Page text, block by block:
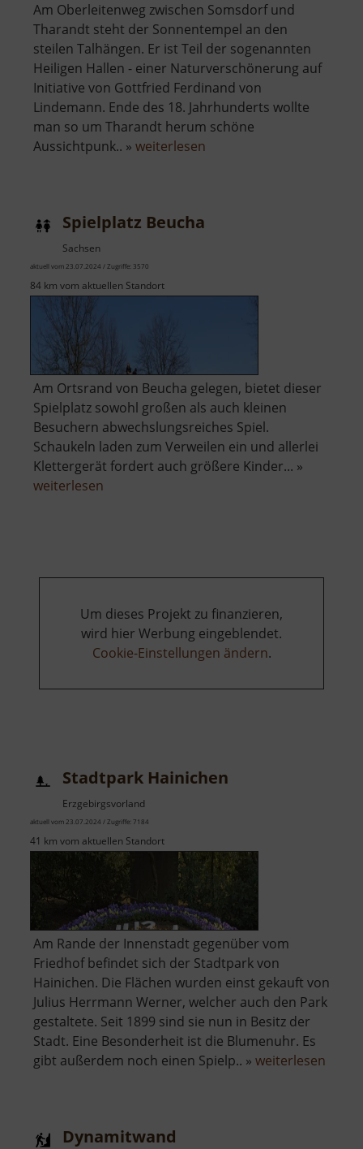
Am Oberleitenweg zwischen Somsdorf und
Tharandt steht der Sonnentempel an den
steilen Talhängen. Er ist Teil der sogenannten
Heiligen Hallen - einer Naturverschönerung auf
Initiative von Gottfried Ferdinand von
Lindemann. Ende des 18. Jahrhunderts wollte
man so um Tharandt herum schöne
Aussichtpunk.. » weiterlesen
Spielplatz Beucha
Sachsen
aktuell vom 23.07.2024 / Zugriffe: 3570
84 km vom aktuellen Standort
Am Ortsrand von Beucha gelegen, bietet dieser
Spielplatz sowohl großen als auch kleinen
Besuchern abwechslungsreiches Spiel.
Schaukeln laden zum Verweilen ein und allerlei
Klettergerät fordert auch größere Kinder... »
weiterlesen
Um dieses Projekt zu finanzieren,
wird hier Werbung eingeblendet.
Cookie-Einstellungen ändern.
Stadtpark Hainichen
Erzgebirgsvorland
aktuell vom 23.07.2024 / Zugriffe: 7184
41 km vom aktuellen Standort
Am Rande der Innenstadt gegenüber vom
Friedhof befindet sich der Stadtpark von
Hainichen. Die Flächen wurden einst gekauft von
Julius Herrmann Werner, welcher auch den Park
gestaltete. Seit 1899 sind sie nun in Besitz der
Stadt. Eine Besonderheit ist die Blumenuhr. Es
gibt außerdem noch einen Spielp.. » weiterlesen
Dynamitwand